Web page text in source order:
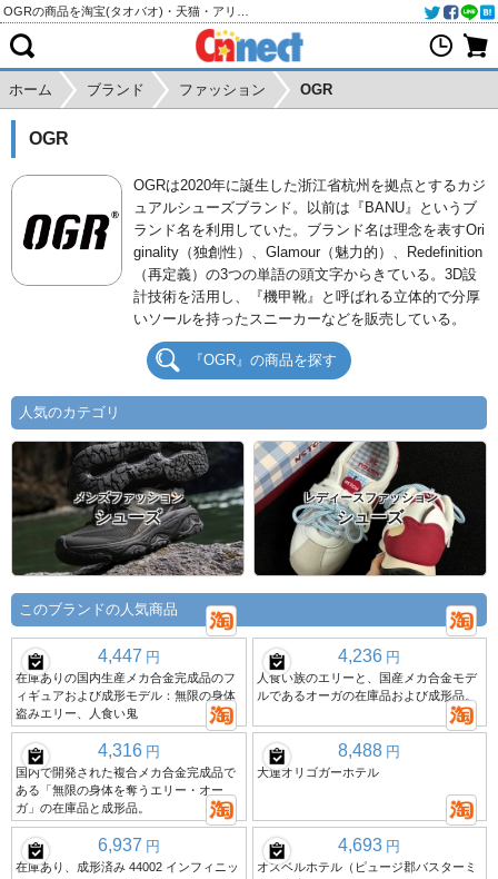
ホーム ブランド ファッション OGR
OGR
OGRは2020年に誕生した浙江省杭州を拠点とするカジ
ュアルシューズブランド。以前は『BANU』というブ
ランド名を利用していた。ブランド名は理念を表すOri
ginality（独創性）、Glamour（魅力的）、Redefinition
（再定義）の3つの単語の頭文字からきている。3D設
計技術を活用し、『機甲靴』と呼ばれる立体的で分厚
いソールを持ったスニーカーなどを販売している。
『OGR』の商品を探す
人気のカテゴリ
メンズファッション
シューズ
レディースファッション
シューズ
このブランドの人気商品
4,447 円
在庫ありの国内生産メカ合金完成品のフ
ィギュアおよび成形モデル：無限の身体
盗みエリー、人食い鬼
4,236 円
人食い族のエリーと、国産メカ合金モデ
ルであるオーガの在庫品および成形品。
4,316 円
国内で開発された複合メカ合金完成品で
ある「無限の身体を奪うエリー・オー
ガ」の在庫品と成形品。
8,488 円
大連オリゴガーホテル
6,937 円
在庫あり、成形済み 44002 インフィニッ
4,693 円
オスベルホテル（ピュージ郡バスターミ